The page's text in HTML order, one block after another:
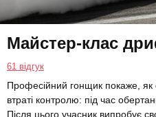
Майстер-клас
61 відгук
Професійний гонщик покаже, як
втраті контролю: під час
Після цього учасник випробує